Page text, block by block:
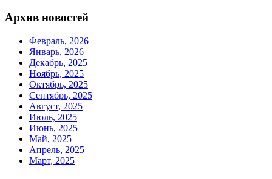
Архив новостей
Февраль, 2026
Январь, 2026
Декабрь, 2025
Ноябрь, 2025
Октябрь, 2025
Сентябрь, 2025
Август, 2025
Июль, 2025
Июнь, 2025
Май, 2025
Апрель, 2025
Март, 2025